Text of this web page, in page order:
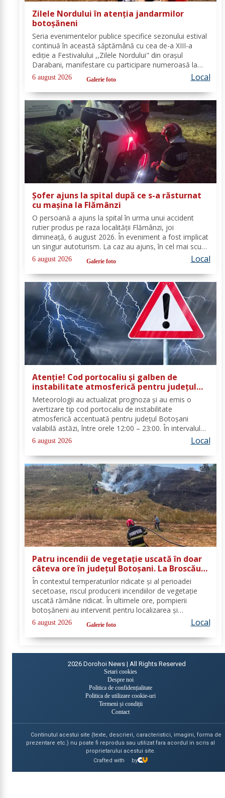
Zilele Nordului în atenția jandarmilor
botoșăneni
Seria evenimentelor publice specifice sezonului estival
continuă în această săptămână cu cea de-a XIII-a
ediție a Festivalului ,,Zilele Nordului" din orașul
Darabani, manifestare cu participare numeroasă la
care Inspectoratul de Jandarmi Județean Botoșani, în
cooperare cu partenerii instituționali,...
6 august 2026 Galerie foto Local
Șofer ajuns la spital după ce s-a răsturnat
cu mașina la Flămânzi
O persoană a ajuns la spital în urma unui accident
rutier produs pe raza localității Flămânzi, joi
dimineață, 6 august 2026. În eveniment a fost implicat
un singur autoturism. La caz au ajuns, în cel mai scurt
timp, pompierii din cadrul Punctului de Lucru Flămânzi,
cu o autospecială de stingere și...
6 august 2026 Galerie foto Local
Atenție! Cod portocaliu și galben de
instabilitate atmosferică pentru județul
Botoșani
Meteorologii au actualizat prognoza și au emis o
avertizare tip cod portocaliu de instabilitate
atmosferică accentuată pentru județul Botoșani
valabilă astăzi, între orele 12:00 – 23:00. În intervalul
menționat vor fi perioade cu instabilitate atmosferică
accentuată ce se va manifesta prin...
6 august 2026 Local
Patru incendii de vegetație uscată în doar
câteva ore în județul Botoșani. La Broscăuți
a ars un hectar de vegetație
În contextul temperaturilor ridicate și al perioadei
secetoase, riscul producerii incendiilor de vegetație
uscată rămâne ridicat. În ultimele ore, pompierii
botoșăneni au intervenit pentru localizarea și
lichidarea a patru incendii de vegetație uscată,
produse în următoarele localități: Broscăuți –...
6 august 2026 Galerie foto Local
2026 Dorohoi News | All Rights Reserved
Setari cookies
Despre noi
Politica de confidențialitate
Politica de utilizare cookie-uri
Termeni și condiții
Contact
Continutul acestui site (texte, descrieri, caracteristici, imagini, forma de
prezentare etc.) nu poate fi reprodus sau utilizat fara acordul in scris al
proprietarului acestui site.
Crafted with
by